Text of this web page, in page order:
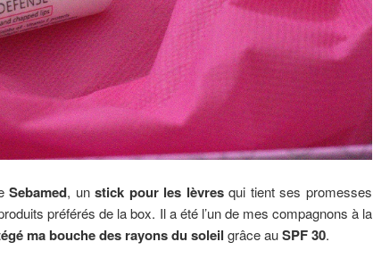
Sebamed, unstick pour les lèvresqui tient ses promesses
préférés de la box. Il a été l’un de mes compagnons à la
ma bouche des rayons du soleil grâce auSPF 30.